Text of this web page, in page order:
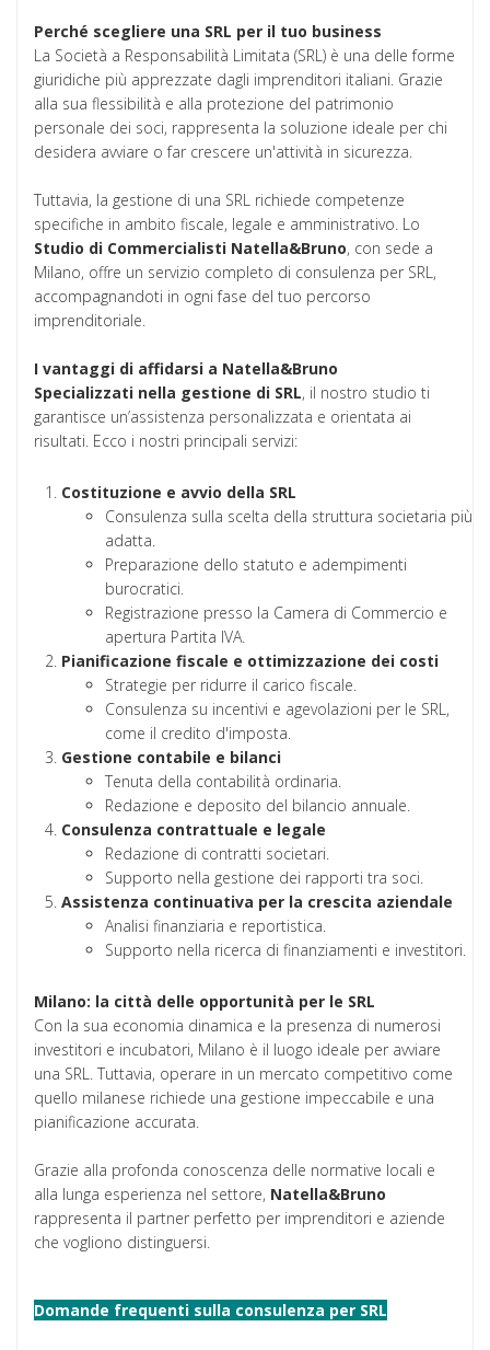
Perché scegliere una SRL per il tuo business
La Società a Responsabilità Limitata (SRL) è una delle forme
giuridiche più apprezzate dagli imprenditori italiani. Grazie
alla sua flessibilità e alla protezione del patrimonio
personale dei soci, rappresenta la soluzione ideale per chi
desidera avviare o far crescere un'attività in sicurezza.
Tuttavia, la gestione di una SRL richiede competenze
specifiche in ambito fiscale, legale e amministrativo. Lo
Studio di Commercialisti Natella&Bruno, con sede a
Milano, offre un servizio completo di consulenza per SRL,
accompagnandoti in ogni fase del tuo percorso
imprenditoriale.
I vantaggi di affidarsi a Natella&Bruno
Specializzati nella gestione di SRL, il nostro studio ti
garantisce un’assistenza personalizzata e orientata ai
risultati. Ecco i nostri principali servizi:
Costituzione e avvio della SRL
Consulenza sulla scelta della struttura societaria più
adatta.
Preparazione dello statuto e adempimenti
burocratici.
Registrazione presso la Camera di Commercio e
apertura Partita IVA.
Pianificazione fiscale e ottimizzazione dei costi
Strategie per ridurre il carico fiscale.
Consulenza su incentivi e agevolazioni per le SRL,
come il credito d'imposta.
Gestione contabile e bilanci
Tenuta della contabilità ordinaria.
Redazione e deposito del bilancio annuale.
Consulenza contrattuale e legale
Redazione di contratti societari.
Supporto nella gestione dei rapporti tra soci.
Assistenza continuativa per la crescita aziendale
Analisi finanziaria e reportistica.
Supporto nella ricerca di finanziamenti e investitori.
Milano: la città delle opportunità per le SRL
Con la sua economia dinamica e la presenza di numerosi
investitori e incubatori, Milano è il luogo ideale per avviare
una SRL. Tuttavia, operare in un mercato competitivo come
quello milanese richiede una gestione impeccabile e una
pianificazione accurata.
Grazie alla profonda conoscenza delle normative locali e
alla lunga esperienza nel settore, Natella&Bruno
rappresenta il partner perfetto per imprenditori e aziende
che vogliono distinguersi.
Domande frequenti sulla consulenza per SRL